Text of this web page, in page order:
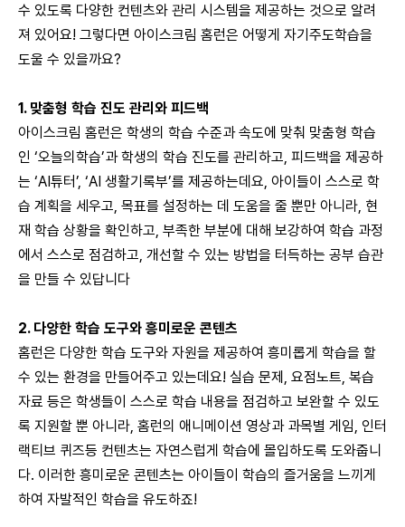
수 있도록 다양한 컨텐츠와 관리 시스템을 제공하는 것으로 알려
져 있어요! 그렇다면 아이스크림 홈런은 어떻게 자기주도학습을
도울 수 있을까요?
1. 맞춤형 학습 진도 관리와 피드백
아이스크림 홈런은 학생의 학습 수준과 속도에 맞춰 맞춤형 학습
인 ‘오늘의학습’과 학생의 학습 진도를 관리하고, 피드백을 제공하
는 ‘AI튜터’, ‘AI 생활기록부’를 제공하는데요, 아이들이 스스로 학
습 계획을 세우고, 목표를 설정하는 데 도움을 줄 뿐만 아니라, 현
재 학습 상황을 확인하고, 부족한 부분에 대해 보강하여 학습 과정
에서 스스로 점검하고, 개선할 수 있는 방법을 터득하는 공부 습관
을 만들 수 있답니다
2. 다양한 학습 도구와 흥미로운 콘텐츠
홈런은 다양한 학습 도구와 자원을 제공하여 흥미롭게 학습을 할
수 있는 환경을 만들어주고 있는데요! 실습 문제, 요점노트, 복습
자료 등은 학생들이 스스로 학습 내용을 점검하고 보완할 수 있도
록 지원할 뿐 아니라, 홈런의 애니메이션 영상과 과목별 게임, 인터
랙티브 퀴즈등 컨텐츠는 자연스럽게 학습에 몰입하도록 도와줍니
다. 이러한 흥미로운 콘텐츠는 아이들이 학습의 즐거움을 느끼게
하여 자발적인 학습을 유도하죠!